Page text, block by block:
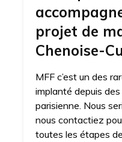
projet de
Chenoise-
MFF c’est un des
implanté depuis
parisienne. Nous
nous contactiez
toutes les étapes